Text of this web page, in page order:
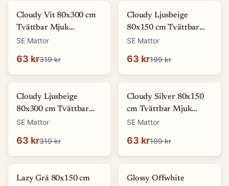
-80
Cloudy Vit 80x300 cm
Tvättbar Mjuk
Ryamatta
SE Mattor
63 kr319 kr
-68
Cloudy Ljusbeige
80x150 cm Tvättbar
Mjuk Ryamatta
SE Mattor
63 kr199 kr
-80
Cloudy Ljusbeige
80x300 cm Tvättbar
Mjuk Ryamatta
SE Mattor
63 kr319 kr
-68
Cloudy Silver 80x150
cm Tvättbar Mjuk
Ryamatta
SE Mattor
63 kr199 kr
-
Lazy Grå 80x150 cm
-75
Glossy Offwhite